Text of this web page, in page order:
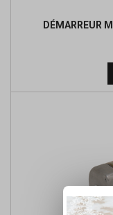
DÉMARREUR